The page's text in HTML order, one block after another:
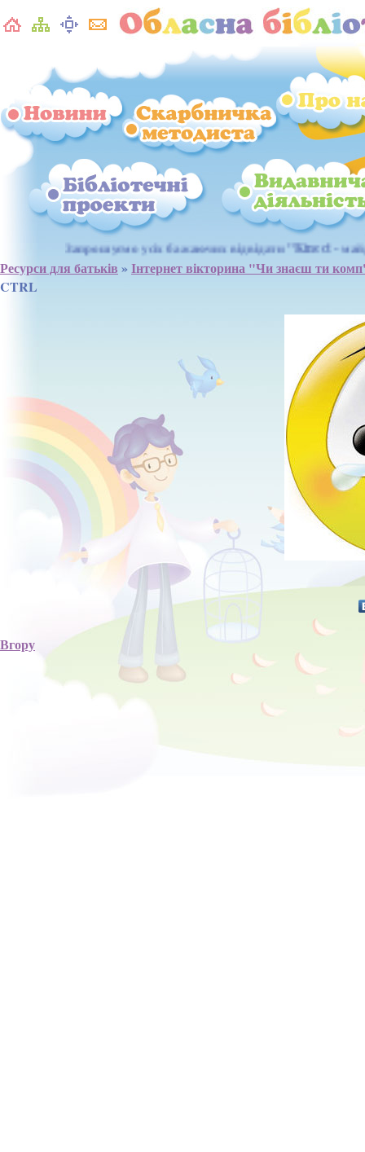
Запрошуємо усіх бажаючих відвідати "Kinect - майданчик"
Ресурси для батьків » Інтернет вікторина "Чи знаєш ти
CTRL
Вгору